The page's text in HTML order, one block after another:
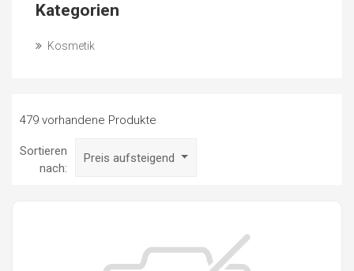
Kategorien
Kosmetik
479 vorhandene Produkte
Sortieren
nach:
Preis aufsteigend